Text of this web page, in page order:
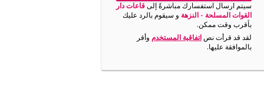
سيتم ارسال استفسارك مباشرةً إلىقاعات دار
القوات المسلحة - النزهة و سيقوم بالرد عليك
بأقرب وقت ممكن.
لقد قد قرأت نصاتفاقية المستخدم وأقر
بالموافقة عليها.